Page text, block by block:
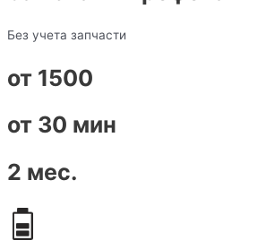
Без учета запчасти
от 1500
от 30 мин
2 мес.